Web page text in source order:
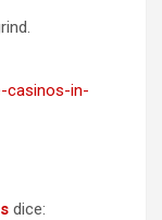
casinos-in-
dice: